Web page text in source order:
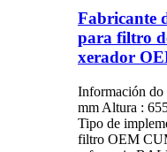
Fabricante
para filtro
xerador
Información do
mm Altura :
Tipo de
filtro OEM